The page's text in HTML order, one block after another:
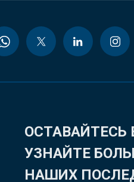
ОСТАВАЙТЕСЬ
УЗНАЙТЕ
НАШИХ